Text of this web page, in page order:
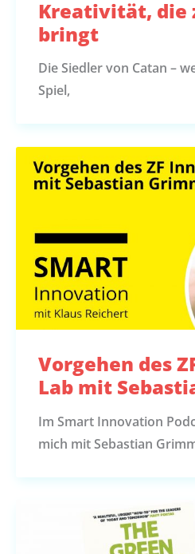
Kreativität, die
bringt
Die Siedler von Catan –
Spiel,
Vorgehen des
Lab mit
Im Smart Innovation
mich mit Sebastian